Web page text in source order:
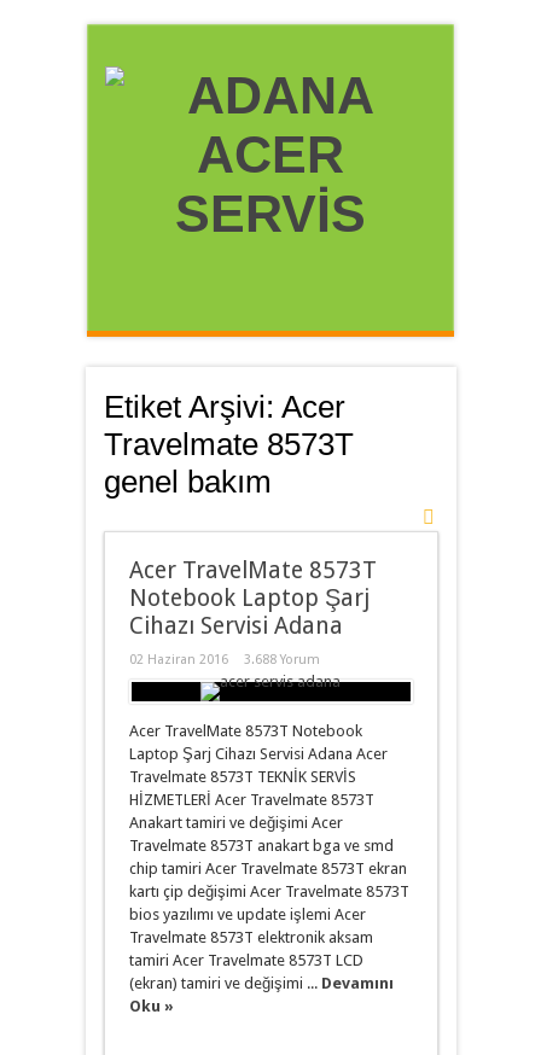
Etiket Arşivi: Acer
Travelmate 8573T
genel bakım
Acer TravelMate 8573T
Notebook Laptop Şarj
Cihazı Servisi Adana
02 Haziran 2016 3.688 Yorum
Acer TravelMate 8573T Notebook
Laptop Şarj Cihazı Servisi Adana Acer
Travelmate 8573T TEKNİK SERVİS
HİZMETLERİ Acer Travelmate 8573T
Anakart tamiri ve değişimi Acer
Travelmate 8573T anakart bga ve smd
chip tamiri Acer Travelmate 8573T ekran
kartı çip değişimi Acer Travelmate 8573T
bios yazılımı ve update işlemi Acer
Travelmate 8573T elektronik aksam
tamiri Acer Travelmate 8573T LCD
(ekran) tamiri ve değişimi ... Devamını
Oku »